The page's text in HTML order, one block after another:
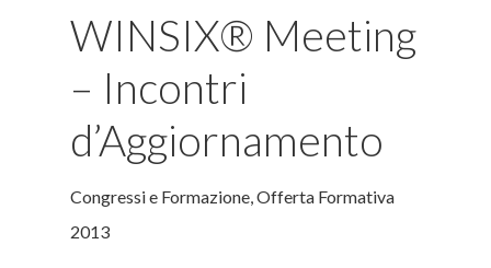
WINSIX® Meeting
– Incontri
d’Aggiornamento
Congressi e Formazione,Offerta Formativa
2013